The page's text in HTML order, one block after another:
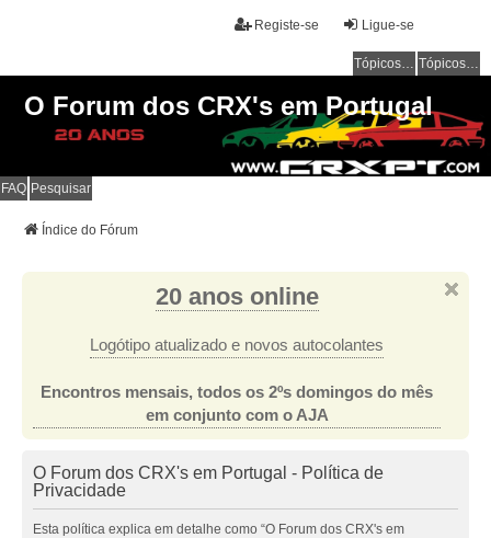
Ligue-se
Registe-se
Tópicos sem resposta Tópicos ativos
O Forum dos CRX's em Portugal
FAQ Pesquisar
Índice do Fórum
20 anos online
Logótipo atualizado e novos autocolantes
Encontros mensais, todos os 2ºs domingos do mês
em conjunto com o AJA
O Forum dos CRX's em Portugal - Política de
Privacidade
Esta política explica em detalhe como “O Forum dos CRX's em